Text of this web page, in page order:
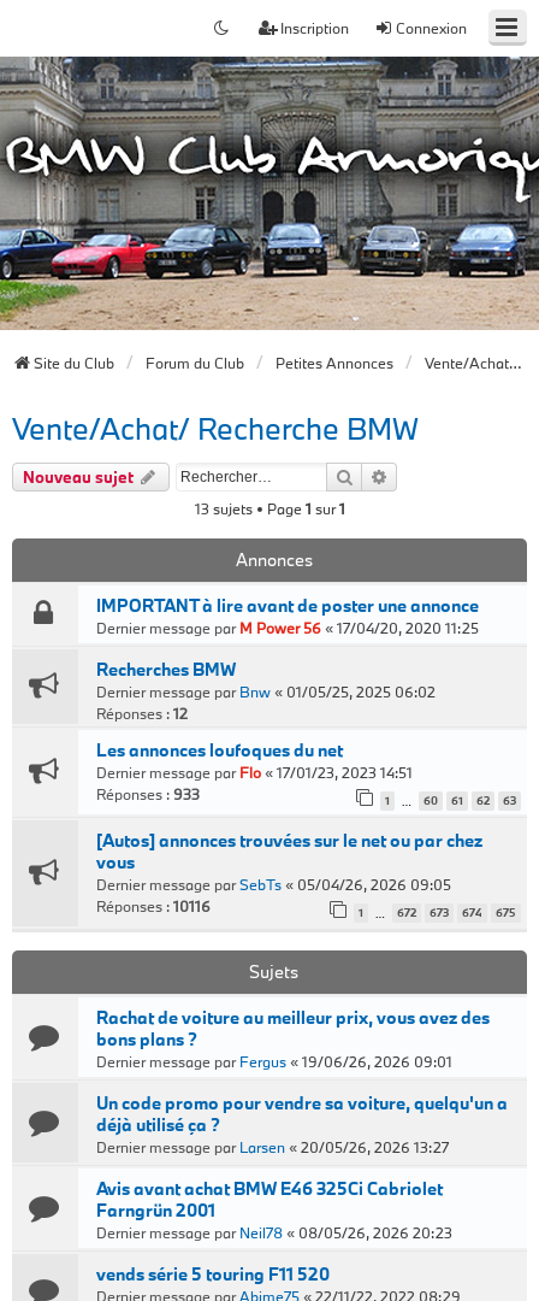
Connexion
Inscription
Site du Club Forum du Club Petites Annonces Vente/Achat/ Recherche BMW
Vente/Achat/ Recherche BMW
Nouveau sujet Rechercher
13 sujets • Page1 sur1
Annonces
IMPORTANT à lire avant de poster une annonce
Dernier message parM Power 56«17/04/20, 2020 11:25
Recherches BMW
Dernier message parBnw« 01/05/25, 2025 06:02
Réponses :12
Les annonces loufoques du net
Dernier message parFlo«17/01/23, 2023 14:51
Réponses :933 1 … 60 61 62 63
[Autos] annonces trouvées sur le net ou par chez
vous
Dernier message parSebTs« 05/04/26, 2026 09:05
Réponses :10116 1 … 672 673 674 675
Sujets
Rachat de voiture au meilleur prix, vous avez des
bons plans ?
Dernier message parFergus«19/06/26, 2026 09:01
Un code promo pour vendre sa voiture, quelqu'un a
déjà utilisé ça ?
Dernier message parLarsen«20/05/26, 2026 13:27
Avis avant achat BMW E46 325Ci Cabriolet
Farngrün 2001
Dernier message parNeil78« 08/05/26, 2026 20:23
vends série 5 touring F11 520
Dernier message parAbime75«22/11/22, 2022 08:29